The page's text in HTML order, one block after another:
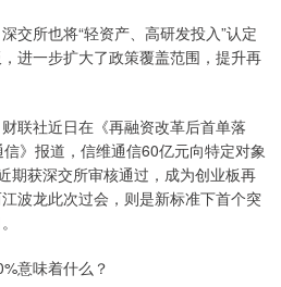
所也将“轻资产、高研发投入”认定
进一步扩大了政策覆盖范围，提升再
社近日在《再融资改革后首单落
》报道，信维通信60亿元向特定对象
期获深交所审核通过，成为创业板再
波龙此次过会，则是新标准下首个突
意味着什么？